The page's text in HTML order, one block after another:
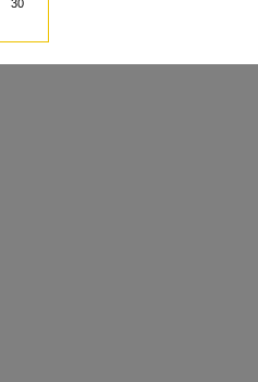
30